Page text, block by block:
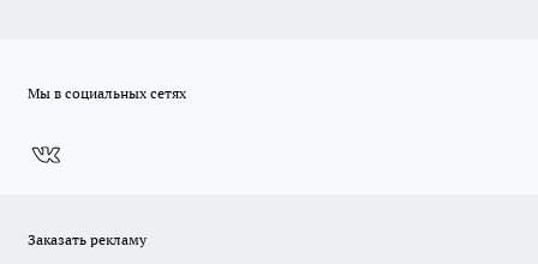
Мы в социальных сетях
Заказать рекламу